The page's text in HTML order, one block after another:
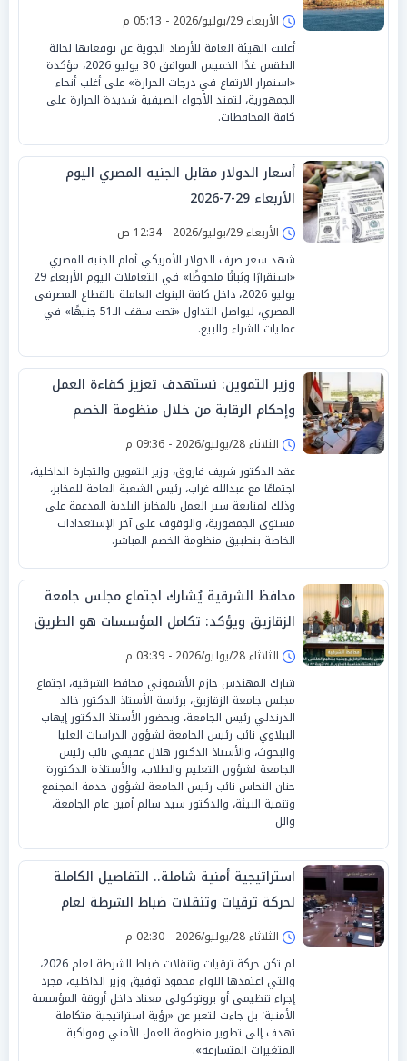
الأربعاء 29/يوليو/2026 - 05:13 م
أعلنت الهيئة العامة للأرصاد الجوية عن توقعاتها لحالة
الطقس غدًا الخميس الموافق 30 يوليو 2026، مؤكدة
«استمرار الارتفاع في درجات الحرارة» على أغلب أنحاء
الجمهورية، لتمتد الأجواء الصيفية شديدة الحرارة على
كافة المحافظات.
أسعار الدولار مقابل الجنيه المصري اليوم
الأربعاء 29-7-2026
الأربعاء 29/يوليو/2026 - 12:34 ص
شهد سعر صرف الدولار الأمريكي أمام الجنيه المصري
«استقرارًا وثباتًا ملحوظًا» في التعاملات اليوم الأربعاء 29
يوليو 2026، داخل كافة البنوك العاملة بالقطاع المصرفي
المصري، ليواصل التداول «تحت سقف الـ51 جنيهًا» في
عمليات الشراء والبيع.
وزير التموين: نستهدف تعزيز كفاءة العمل
وإحكام الرقابة من خلال منظومة الخصم
المباشر
الثلاثاء 28/يوليو/2026 - 09:36 م
عقد الدكتور شريف فاروق، وزير التموين والتجارة الداخلية،
اجتماعًا مع عبدالله غراب، رئيس الشعبة العامة للمخابز،
وذلك لمتابعة سير العمل بالمخابز البلدية المدعمة على
مستوى الجمهورية، والوقوف على آخر الإستعدادات
الخاصة بتطبيق منظومة الخصم المباشر.
محافظ الشرقية يُشارك اجتماع مجلس جامعة
الزقازيق ويؤكد: تكامل المؤسسات هو الطريق
لبناء الإنسان ودعم التنمية الشاملة
الثلاثاء 28/يوليو/2026 - 03:39 م
شارك المهندس حازم الأشموني محافظ الشرقية، اجتماع
مجلس جامعة الزقازيق، برئاسة الأستاذ الدكتور خالد
الدرندلي رئيس الجامعة، وبحضور الأستاذ الدكتور إيهاب
الببلاوي نائب رئيس الجامعة لشؤون الدراسات العليا
والبحوث، والأستاذ الدكتور هلال عفيفي نائب رئيس
الجامعة لشؤون التعليم والطلاب، والأستاذة الدكتورة
حنان النحاس نائب رئيس الجامعة لشؤون خدمة المجتمع
وتنمية البيئة، والدكتور سيد سالم أمين عام الجامعة،
والل
استراتيجية أمنية شاملة.. التفاصيل الكاملة
لحركة ترقيات وتنقلات ضباط الشرطة لعام
2026الثلاثاء 28/يوليو/2026 - 02:30 م
لم تكن حركة ترقيات وتنقلات ضباط الشرطة لعام 2026،
والتي اعتمدها اللواء محمود توفيق وزير الداخلية، مجرد
إجراء تنظيمي أو بروتوكولي معتاد داخل أروقة المؤسسة
الأمنية؛ بل جاءت لتعبر عن «رؤية استراتيجية متكاملة
تهدف إلى تطوير منظومة العمل الأمني ومواكبة
المتغيرات المتسارعة».